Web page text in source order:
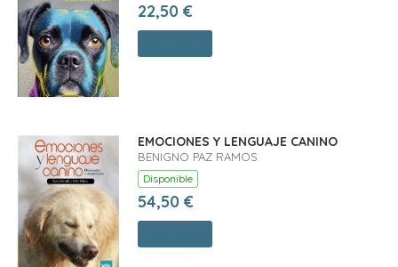
22,50 €
EMOCIONES Y LENGUAJE CANINO
BENIGNO PAZ RAMOS
Disponible
54,50 €